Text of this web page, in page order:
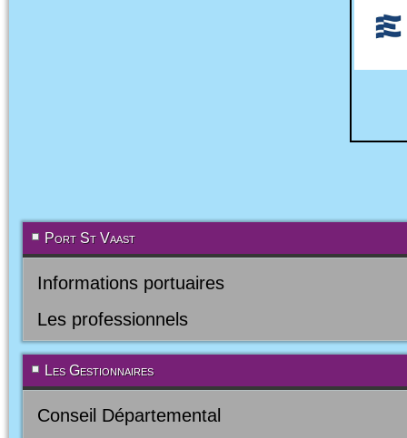
Port St Vaast
Informations portuaires
Les professionnels
Les Gestionnaires
Conseil Départemental